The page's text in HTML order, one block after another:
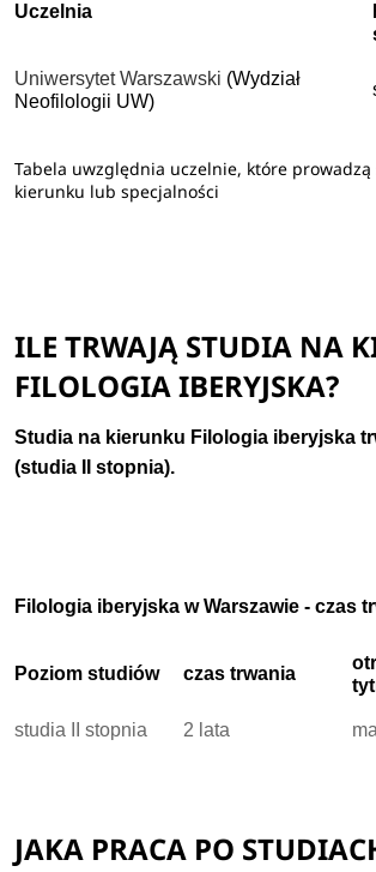
Uczelnia
Uniwersytet Warszawski (Wydział
Neofilologii UW)
Tabela uwzględnia uczelnie, które
kierunku lub specjalności
ILE TRWAJĄ STUDIA NA
FILOLOGIA IBERYJSKA?
Studia na kierunku Filologia iberyjska
(studia II stopnia).
Filologia iberyjska w Warszawie - czas
Poziom studiów czas trwania
studia II stopnia 2 lata
JAKA PRACA PO